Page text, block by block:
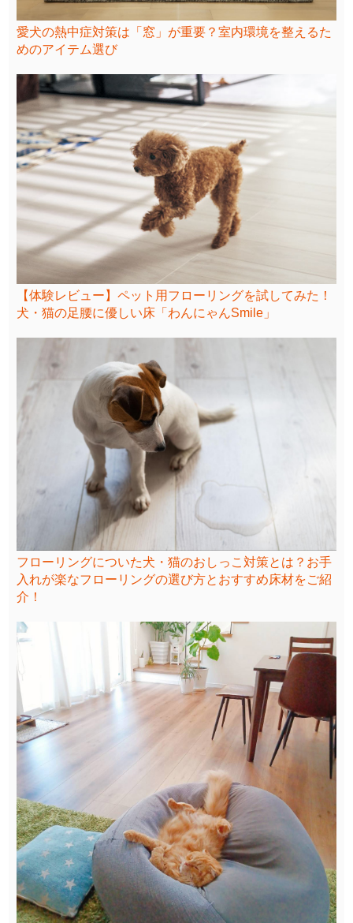
愛犬の熱中症対策は「窓」が重要？室内環境を整えるた
めのアイテム選び
【体験レビュー】ペット用フローリングを試してみた！
犬・猫の足腰に優しい床「わんにゃんSmile」
フローリングについた犬・猫のおしっこ対策とは？お手
入れが楽なフローリングの選び方とおすすめ床材をご紹
介！